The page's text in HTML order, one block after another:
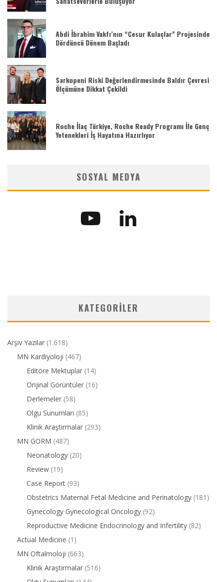
Abdi İbrahim Vakfı’nın “Cesur Kulaçlar” Projesinde
Dördüncü Dönem Başladı
Sarkopeni Riski Değerlendirmesinde Baldır Çevresi
Ölçümüne Dikkat Çekildi
Roche İlaç Türkiye, Roche Ready Programı İle Genç
Yetenekleri İş Hayatına Hazırlıyor
SOSYAL MEDYA
KATEGORILER
Arşiv Yazılar (1.618)
MN Kardiyoloji (467)
Editöre Mektuplar (14)
Orijinal Görüntüler (16)
Derlemeler (58)
Olgu Sunumları (85)
Klinik Araştırmalar (293)
MN GORM (487)
Neonatology (20)
Review (19)
Case Report (93)
Obstetrics Maternal Fetal Medicine and Perinatology (181)
Gynecology Gynecological Oncology (92)
Reproductive Medicine Endocrinology and Infertility (82)
Actual Medicine (1)
MN Oftalmoloji (663)
Klinik Araştırmalar (516)